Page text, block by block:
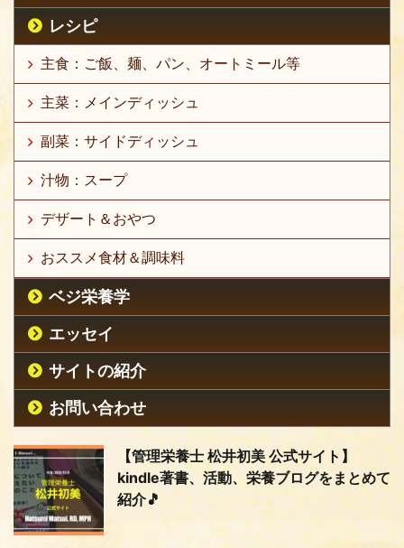
レシピ
主食：ご飯、麺、パン、オートミール等
主菜：メインディッシュ
副菜：サイドディッシュ
汁物：スープ
デザート＆おやつ
おススメ食材＆調味料
ベジ栄養学
エッセイ
サイトの紹介
お問い合わせ
【管理栄養士 松井初美 公式サイト】
kindle著書、活動、栄養ブログをまとめて
紹介🎵